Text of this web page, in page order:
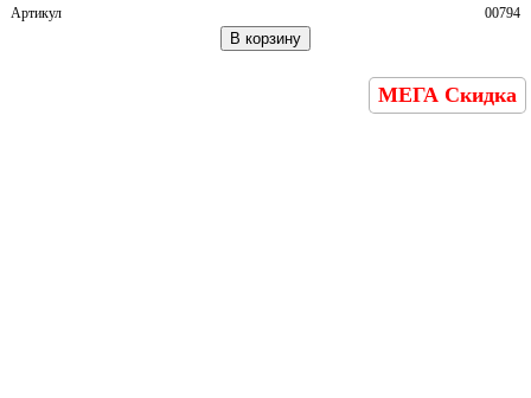
Артикул 00794
В корзину
МЕГА Скидка